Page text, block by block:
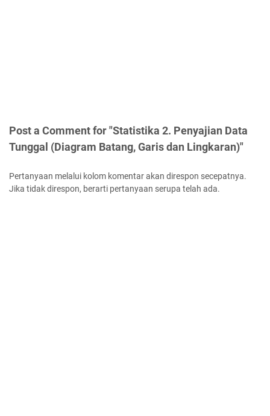
Post a Comment for "Statistika 2. Penyajian Data
Tunggal (Diagram Batang, Garis dan Lingkaran)"
Pertanyaan melalui kolom komentar akan direspon secepatnya.
Jika tidak direspon, berarti pertanyaan serupa telah ada.